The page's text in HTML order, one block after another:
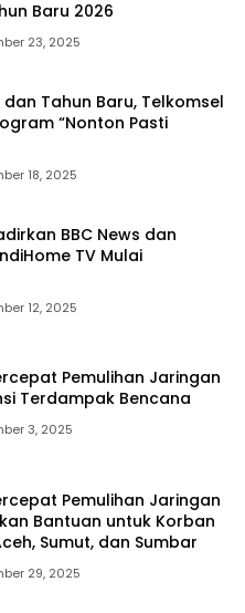
Baru 2026
23, 2025
Tahun Baru, Telkomsel
“Nonton Pasti
18, 2025
BBC News dan
TV Mulai
12, 2025
Pemulihan Jaringan
Terdampak Bencana
3, 2025
Pemulihan Jaringan
Bantuan untuk Korban
Sumut, dan Sumbar
29, 2025